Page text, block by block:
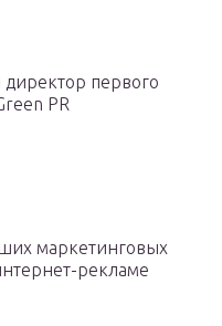
первого
PR
маркетинговых
рекламе